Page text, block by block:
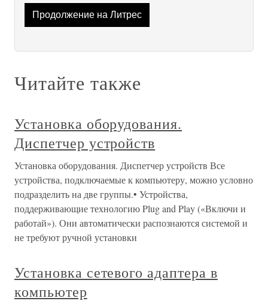
Продолжение на Литрес
Читайте также
Установка оборудования.
Диспетчер устройств
Установка оборудования. Диспетчер устройств Все
устройства, подключаемые к компьютеру, можно условно
подразделить на две группы.• Устройства,
поддерживающие технологию Plug and Play («Включи и
работай»). Они автоматически распознаются системой и
не требуют ручной установки
Установка сетевого адаптера в
компьютер